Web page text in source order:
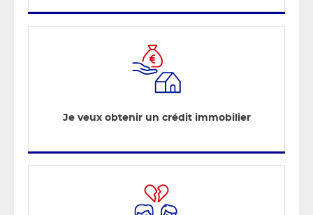
Je veux obtenir un crédit immobilier